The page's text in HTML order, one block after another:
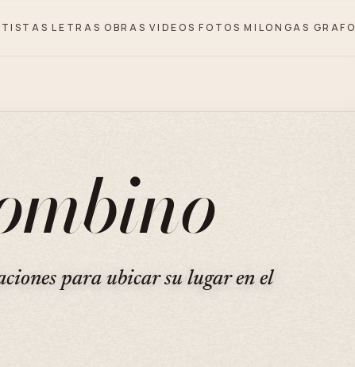
LETRAS OBRAS VIDEOS FOTOS MILONGAS GRAFO
para ubicar su lugar en el